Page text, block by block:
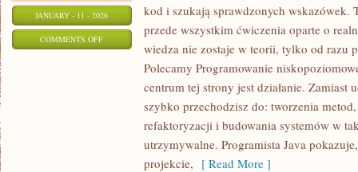
JANUARY - 11 - 2026
COMMENTS OFFON
kod i szukają sprawdzonych wskazówek.
przede wszystkim ćwiczenia oparte o
wiedza nie zostaje w teorii, tylko od razu
Polecamy Programowanie
centrum tej strony jest działanie. Zamiast
szybko przechodzisz do: tworzenia
refaktoryzacji i budowania systemów w
utrzymywalne. Programista Java
projekcie, [ Read More ]